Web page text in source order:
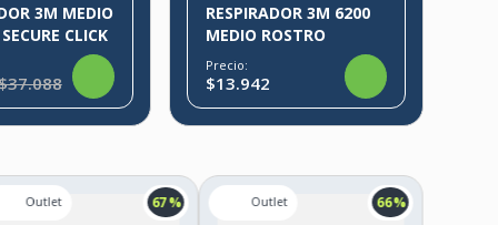
CLICK
RESPIRADOR 3M 6200
MEDIO ROSTRO
Precio:
$13.942
67 % 66 %